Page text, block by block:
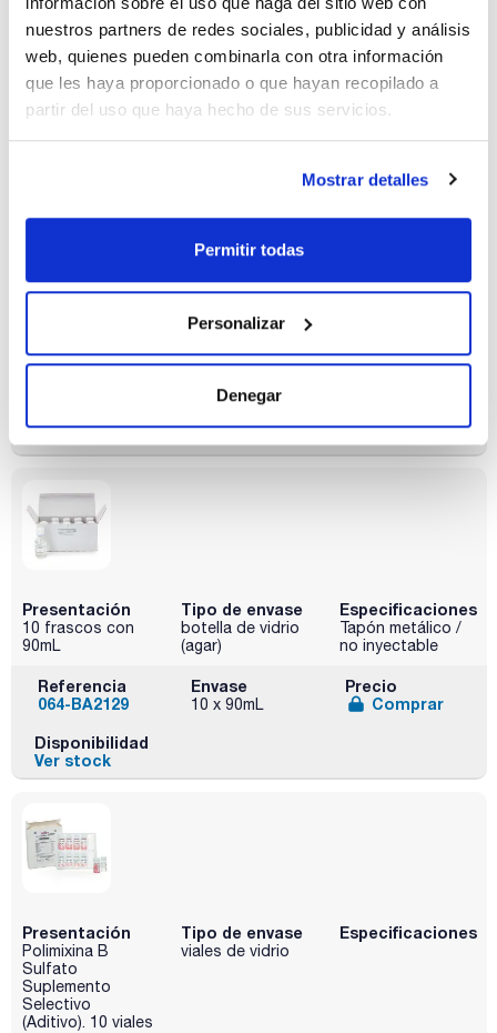
nuestros partners de redes sociales, publicidad y análisis
web, quienes pueden combinarla con otra información
que les haya proporcionado o que hayan recopilado a
partir del uso que haya hecho de sus servicios.
Mostrar detalles
Permitir todas
Personalizar
Denegar
Referencia
01-262BA05
Envase
x5 sachets
Precio
Comprar
Disponibilidad
Ver stock
Presentación Tipo de envase Especificaciones
Referencia
Envase
Precio
Presentación
10 frascos con
90mL
Tipo de envase
botella de vidrio
(agar)
Especificaciones
Tapón metálico /
no inyectable
Referencia
064-BA2129
Envase
10 x 90mL
Precio
Comprar
Disponibilidad
Ver stock
Presentación
Polimixina B
Sulfato
Suplemento
Selectivo
(Aditivo). 10 viales
Tipo de envase
viales de vidrio
Especificaciones